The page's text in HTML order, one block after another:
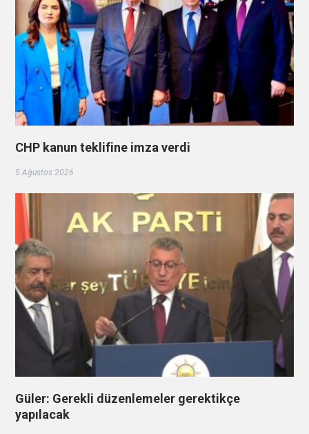
CHP kanun teklifine imza verdi
5 Ağustos 2026
Güler: Gerekli düzenlemeler gerektikçe
yapılacak